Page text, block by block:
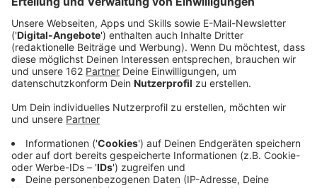
Veröffentlicht:Donnerstag, 29.07.2021 07:26
Anzeige
Seit dieser Woche steht fest: Die ehemalige römische
Grenze - in etwa entlang des Rheins - ist
Weltkulturerbe. Jetzt überlegt der LVR, wie der
niedergermanische Limes in Szene gesetzt werden
kann. Konkret geplant ist schon ein Radweg mit